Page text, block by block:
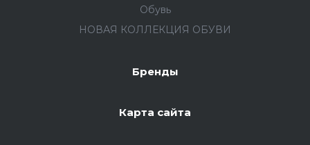
Обувь
НОВАЯ КОЛЛЕКЦИЯ ОБУВИ
Бренды
Карта сайта